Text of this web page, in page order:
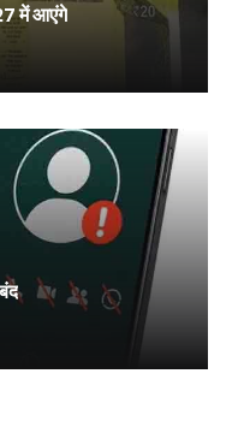
में आएंगे